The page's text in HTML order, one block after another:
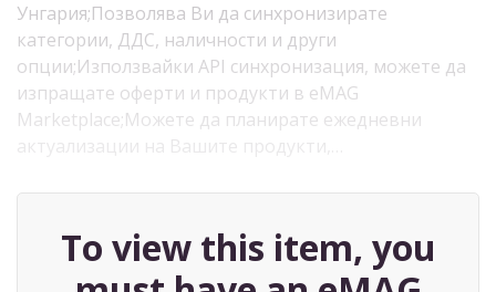
Унгария;Позволява Ви да синхронизирате
категории, ДДС, наличности и други
опции;Използвайки API синхронизация, можете да
изпращате оферти и продукти в eMAG
Marketplace;Можете да планирате ежедневни
актуализации на Вашите продукти,…
To view this item, you